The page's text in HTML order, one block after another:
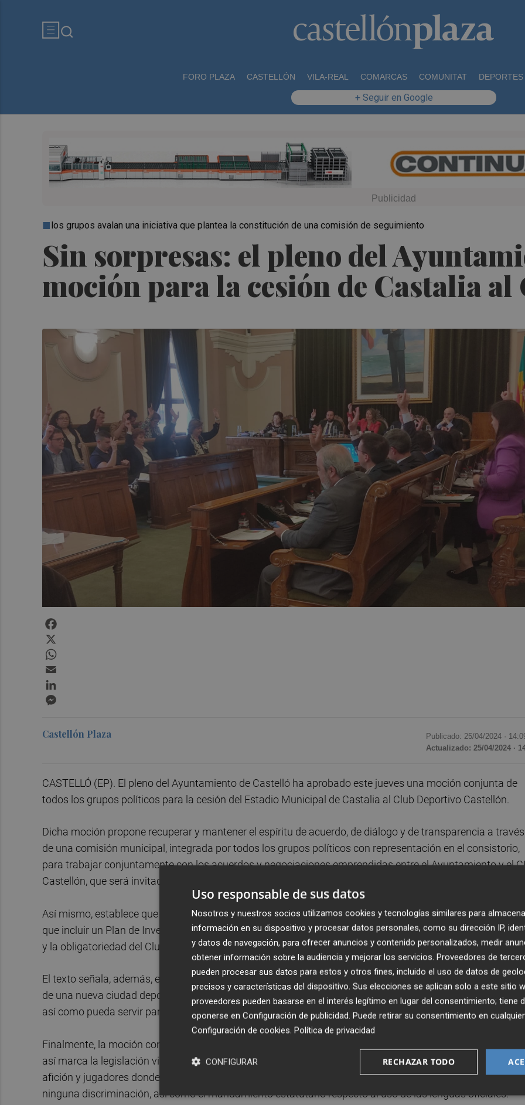
FORO PLAZA CASTELLÓN VILA-REAL COMARCAS COMUNITAT DEPORTES
+ Seguir en Google
Sin sorpresas: el pleno del
moción para la cesión de Castalia al
los grupos avalan una iniciativa que plantea la constitución de una comisión de seguimiento
Castellón Plaza Publicado: 25/04/2024 ·
Actualizado: 25/04/2024 ·
CASTELLÓ (EP). El pleno del Ayuntamiento de Castelló ha aprobado este jueves una moción conjunta de
todos los grupos políticos para la cesión del Estadio Municipal de Castalia al Club Deportivo Castellón.
Dicha moción propone recuperar y mantener el espíritu de acuerdo, de diálogo y de transparencia a través
de una comisión municipal, integrada por todos los grupos políticos con representación en el consistorio,
para trabajar conjuntamente con los acuerdos y negociaciones emprendidas entre el Ayuntamiento y el
Castellón, que será invitado a esa comisión, cuando se considere necesario.
Así mismo, establece que los acuerdos de cesión de un bien municipal como es el Estadio Castalia
que incluir un Plan de Inversiones por parte del Club, así como una comisión de seguimiento de la
y la obligatoriedad del Club de rendir cuentas del cumplimiento de las cláusulas, ante el Ayuntamiento.
El texto señala, además, el compromiso de facilitar al CD Castellón el impulso, adquisición y
de una nueva ciudad deportiva para el fútbol base que pueda cubrir las necesidades de la cantera del Club,
así como pueda servir para interrelacionarse con el resto de equipos de fútbol de la ciudad de Castelló.
Finalmente, la moción contempla que el Ayuntamiento se compromete de la mano del CD Castellón, como
así marca la legislación vigente, a que el Estadio Castalia sea un espacio sin violencia, de respeto entre
afición y jugadores donde se promoverán y garantizarán los valores de la inclusión social y la igualdad,
ninguna discriminación, así como el mandamiento estatutario respecto al uso de las lenguas oficiales.
Uso responsable de sus datos
Nosotros y nuestros socios utilizamos cookies y tecnologías similares para
información en su dispositivo y procesar datos personales, como su dirección IP,
y datos de navegación, para ofrecer anuncios y contenido personalizados, medir
obtener información sobre la audiencia y mejorar los servicios. Proveedores de
pueden procesar sus datos para estos y otros fines, incluido el uso de datos de
precisos y características del dispositivo. Sus elecciones se aplican solo a este sitio
proveedores pueden basarse en el interés legítimo en lugar del consentimiento; tiene
oponerse en Configuración de publicidad. Puede retirar su consentimiento en
Configuración de cookies. Política de privacidad
RECHAZAR TODO
CONFIGURAR